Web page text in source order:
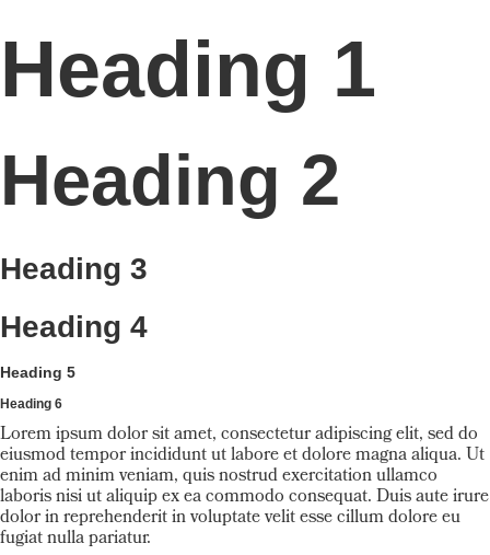
Heading 1
Heading 2
Heading 3
Heading 4
Heading 5
Heading 6
Lorem ipsum dolor sit amet, consectetur adipiscing elit, sed do
eiusmod tempor incididunt ut labore et dolore magna aliqua. Ut
enim ad minim veniam, quis nostrud exercitation ullamco
laboris nisi ut aliquip ex ea commodo consequat. Duis aute irure
dolor in reprehenderit in voluptate velit esse cillum dolore eu
fugiat nulla pariatur.